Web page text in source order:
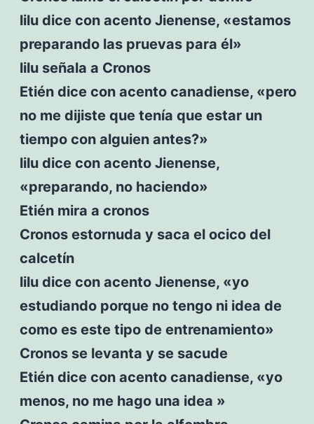
lilu dice con acento Jienense, «estamos
preparando las pruevas para él»
lilu señala a Cronos
Etién dice con acento canadiense, «pero
no me dijiste que tenía que estar un
tiempo con alguien antes?»
lilu dice con acento Jienense,
«preparando, no haciendo»
Etién mira a cronos
Cronos estornuda y saca el ocico del
calcetín
lilu dice con acento Jienense, «yo
estudiando porque no tengo ni idea de
como es este tipo de entrenamiento»
Cronos se levanta y se sacude
Etién dice con acento canadiense, «yo
menos, no me hago una idea »